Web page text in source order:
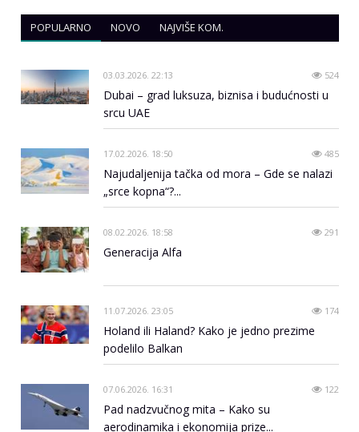
POPULARNO NOVO NAJVIŠE KOM.
03.03.2026. 22:13 524
Dubai – grad luksuza, biznisa i budućnosti u
srcu UAE
17.02.2026. 18:50 485
Najudaljenija tačka od mora – Gde se nalazi
„srce kopna“?...
08.02.2026. 18:58 291
Generacija Alfa
11.07.2026. 23:05 174
Holand ili Haland? Kako je jedno prezime
podelilo Balkan
07.06.2026. 16:31 122
Pad nadzvučnog mita – Kako su
aerodinamika i ekonomija prize...